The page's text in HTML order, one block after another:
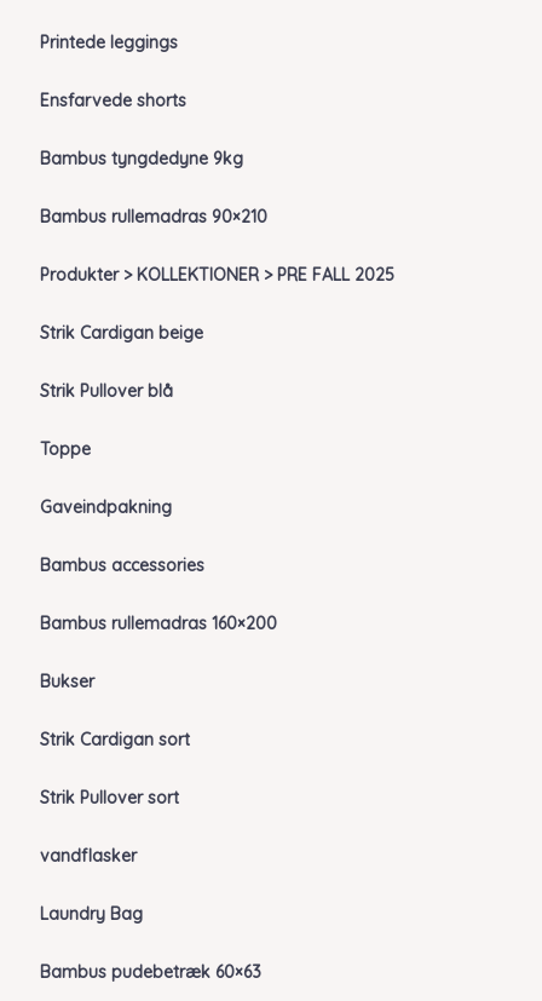
Printede leggings
Ensfarvede shorts
Bambus tyngdedyne 9kg
Bambus rullemadras 90×210
Produkter > KOLLEKTIONER > PRE FALL 2025
Strik Cardigan beige
Strik Pullover blå
Toppe
Gaveindpakning
Bambus accessories
Bambus rullemadras 160×200
Bukser
Strik Cardigan sort
Strik Pullover sort
vandflasker
Laundry Bag
Bambus pudebetræk 60×63